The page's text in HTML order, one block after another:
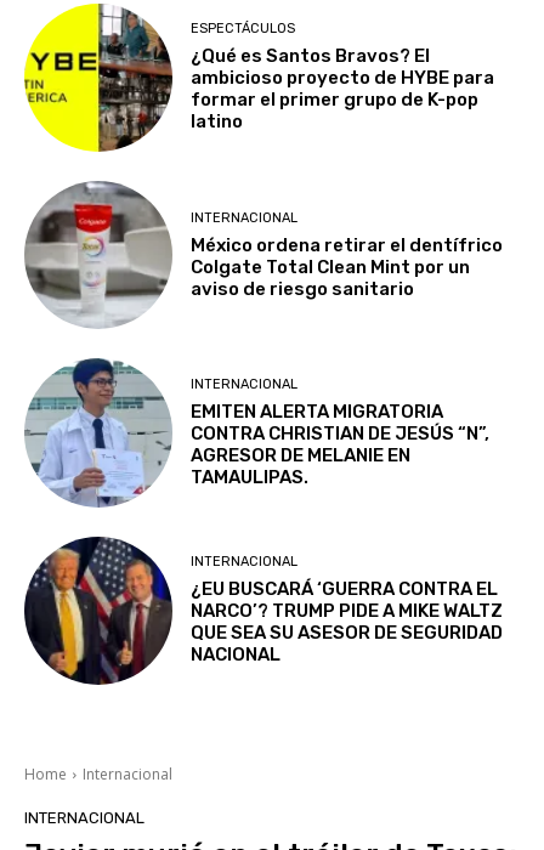
ESPECTÁCULOS
¿Qué es Santos Bravos? El
ambicioso proyecto de HYBE para
formar el primer grupo de K-pop
latino
INTERNACIONAL
México ordena retirar el dentífrico
Colgate Total Clean Mint por un
aviso de riesgo sanitario
INTERNACIONAL
EMITEN ALERTA MIGRATORIA
CONTRA CHRISTIAN DE JESÚS “N”,
AGRESOR DE MELANIE EN
TAMAULIPAS.
INTERNACIONAL
¿EU BUSCARÁ ‘GUERRA CONTRA EL
NARCO’? TRUMP PIDE A MIKE WALTZ
QUE SEA SU ASESOR DE SEGURIDAD
NACIONAL